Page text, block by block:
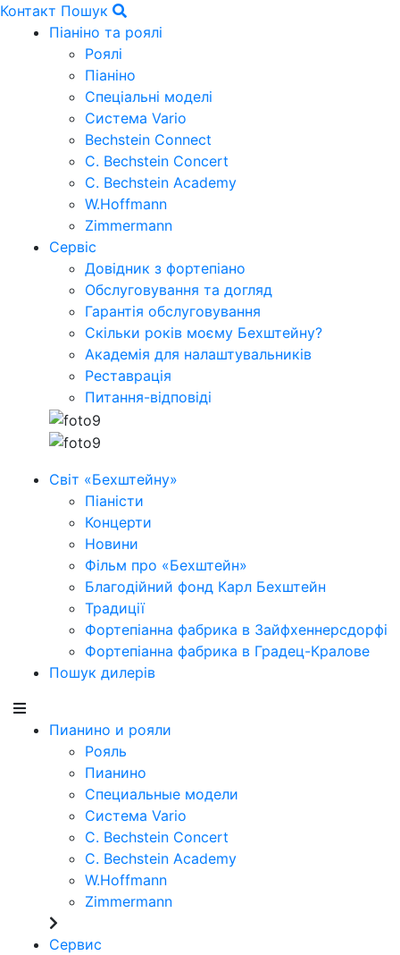
Контакт Пошук
Піаніно та роялі
Роялі
Піаніно
Спеціальні моделі
Система Vario
Bechstein Connect
C. Bechstein Concert
C. Bechstein Academy
W.Hoffmann
Zimmermann
Сервіс
Довідник з фортепіано
Обслуговування та догляд
Гарантія обслуговування
Скільки років моєму Бехштейну?
Академія для налаштувальників
Реставрація
Питання-відповіді
Світ «Бехштейну»
Піаністи
Концерти
Новини
Фільм про «Бехштейн»
Благодійний фонд Карл Бехштейн
Традиції
Фортепіанна фабрика в Зайфхеннерсдорфi
Фортепіанна фабрика в Градец-Кралове
Пошук дилерів
Пианино и рояли
Рояль
Пианино
Специальные модели
Система Vario
C. Bechstein Concert
C. Bechstein Academy
W.Hoffmann
Zimmermann
Сервис